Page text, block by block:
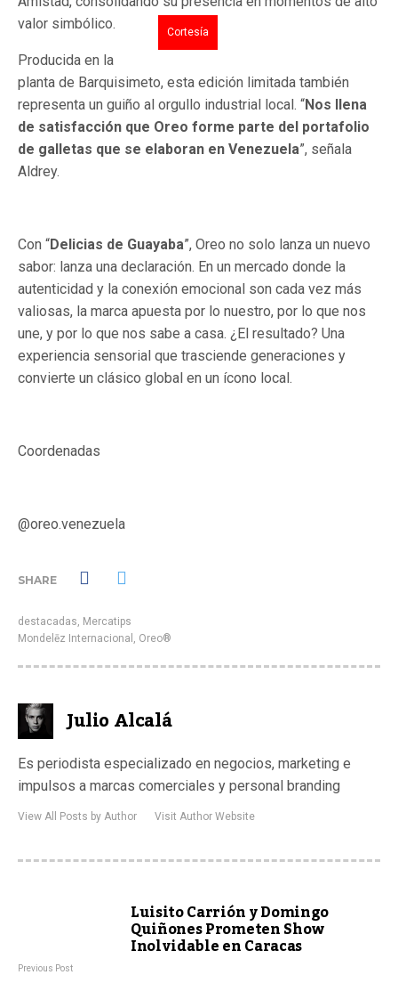
valor simbólico.
Cortesía
Producida en la
planta de Barquisimeto, esta edición limitada también
representa un guiño al orgullo industrial local. “Nos llena
de satisfacción que Oreo forme parte del portafolio
de galletas que se elaboran en Venezuela”, señala
Aldrey.
Con “Delicias de Guayaba”, Oreo no solo lanza un nuevo
sabor: lanza una declaración. En un mercado donde la
autenticidad y la conexión emocional son cada vez más
valiosas, la marca apuesta por lo nuestro, por lo que nos
une, y por lo que nos sabe a casa. ¿El resultado? Una
experiencia sensorial que trasciende generaciones y
convierte un clásico global en un ícono local.
Coordenadas
@oreo.venezuela
SHARE
destacadas, Mercatips
Mondelēz Internacional , Oreo®
Julio Alcalá
Es periodista especializado en negocios, marketing e
impulsos a marcas comerciales y personal branding
View All Posts by Author Visit Author Website
Luisito Carrión y Domingo
Quiñones Prometen Show
Inolvidable en Caracas
Previous Post